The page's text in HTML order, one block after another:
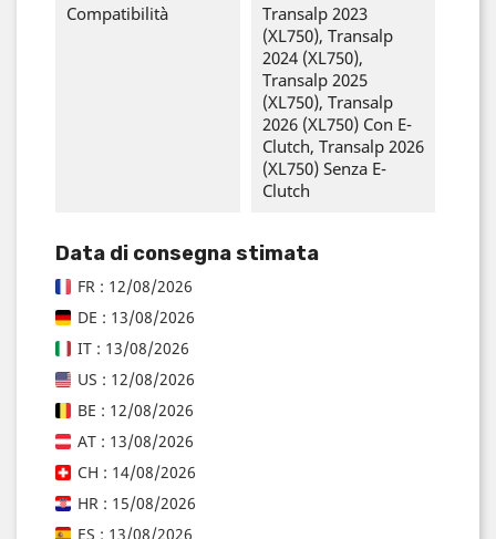
Compatibilità
Transalp 2023
(XL750), Transalp
2024 (XL750),
Transalp 2025
(XL750), Transalp
2026 (XL750) Con E-
Clutch, Transalp 2026
(XL750) Senza E-
Clutch
Data di consegna stimata
FR : 12/08/2026
DE : 13/08/2026
IT : 13/08/2026
US : 12/08/2026
BE : 12/08/2026
AT : 13/08/2026
CH : 14/08/2026
HR : 15/08/2026
ES : 13/08/2026